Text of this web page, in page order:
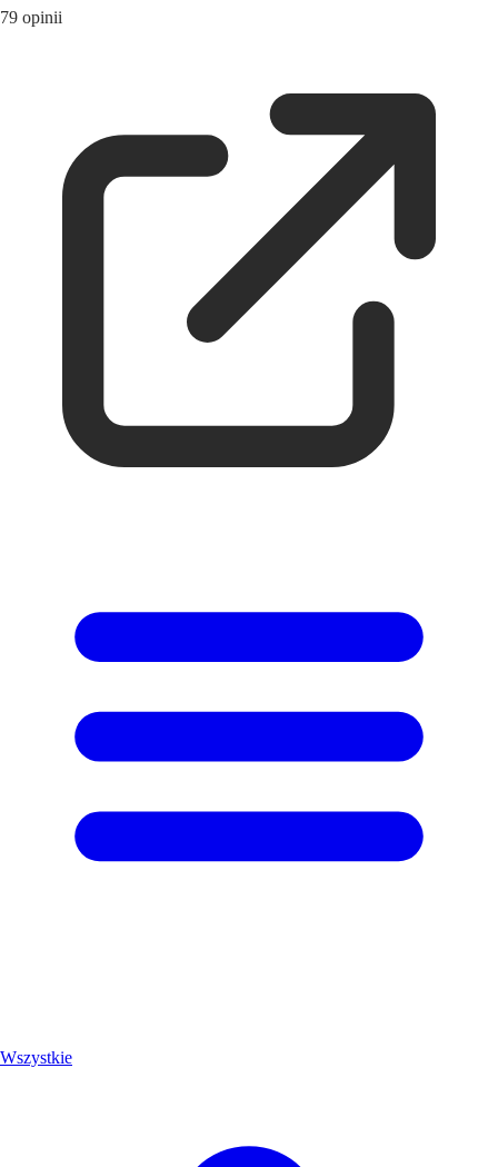
79 opinii
Wszystkie